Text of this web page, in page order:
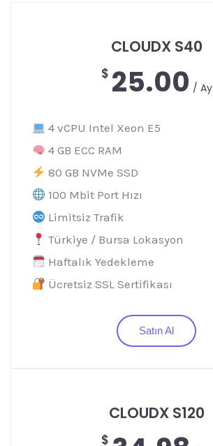
CLOUDX S40
$ 25.00 / Ay
4 vCPU Intel Xeon E5
4 GB ECC RAM
80 GB NVMe SSD
100 Mbit Port Hızı
Limitsiz Trafik
Türkiye / Bursa Lokasyon
Haftalık Yedekleme
Ücretsiz SSL Sertifikası
Satın Al
CLOUDX S120
$